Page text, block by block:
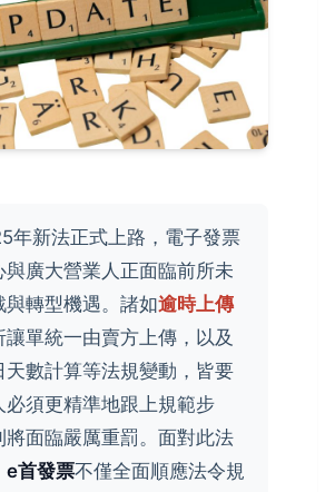
年新法正式上路，電子發票
與廣大營業人正面臨前所未
與轉型機遇。諸如逾時上傳
讓單統一由賣方上傳，以及
天數計算等法規變動，皆要
必須更精準地跟上規範步
將面臨嚴厲重罰。面對此法
e首發票不僅全面順應法令規